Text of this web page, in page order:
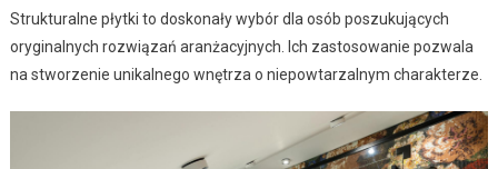
Strukturalne płytki to doskonały wybór dla osób poszukujących
oryginalnych rozwiązań aranżacyjnych. Ich zastosowanie pozwala
na stworzenie unikalnego wnętrza o niepowtarzalnym charakterze.